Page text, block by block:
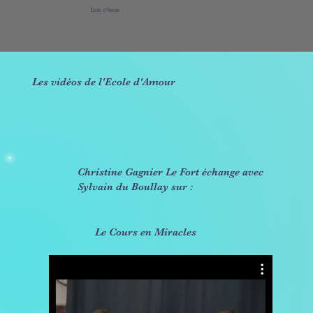
Ecole d'Amour
Les vidéos de l'Ecole d'Amour
Christine Gagnier Le Fort échange avec
Sylvain du Boullay sur :
Le Cours en Miracles